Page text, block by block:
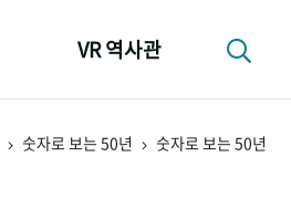
VR 역사관
숫자로 보는 50년 숫자로 보는 50년